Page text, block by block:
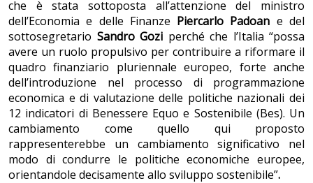
che è stata sottoposta all’attenzione del ministro
dell’Economia e delle Finanze Piercarlo Padoan e del
sottosegretario Sandro Gozi perché che l’Italia “possa
avere un ruolo propulsivo per contribuire a riformare il
quadro finanziario pluriennale europeo, forte anche
dell’introduzione nel processo di programmazione
economica e di valutazione delle politiche nazionali dei
12 indicatori di Benessere Equo e Sostenibile (Bes). Un
cambiamento come quello qui proposto
rappresenterebbe un cambiamento significativo nel
modo di condurre le politiche economiche europee,
orientandole decisamente allo sviluppo sostenibile”.